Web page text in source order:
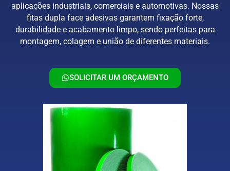
aplicações industriais, comerciais e automotivas. Nossas
fitas dupla face adesivas garantem fixação forte,
durabilidade e acabamento limpo, sendo perfeitas para
montagem, colagem e união de diferentes materiais.
SOLICITAR UM ORÇAMENTO